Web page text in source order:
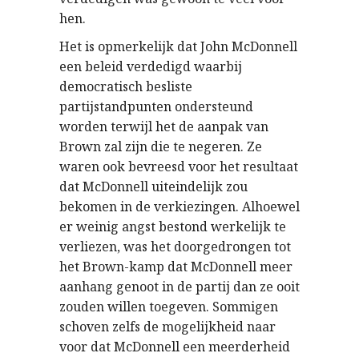
hen.
Het is opmerkelijk dat John McDonnell
een beleid verdedigd waarbij
democratisch besliste
partijstandpunten ondersteund
worden terwijl het de aanpak van
Brown zal zijn die te negeren. Ze
waren ook bevreesd voor het resultaat
dat McDonnell uiteindelijk zou
bekomen in de verkiezingen. Alhoewel
er weinig angst bestond werkelijk te
verliezen, was het doorgedrongen tot
het Brown-kamp dat McDonnell meer
aanhang genoot in de partij dan ze ooit
zouden willen toegeven. Sommigen
schoven zelfs de mogelijkheid naar
voor dat McDonnell een meerderheid